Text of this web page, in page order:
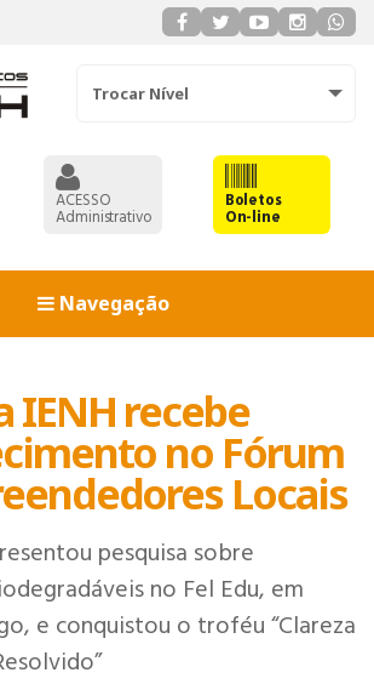
Trocar Nível
ACESSO
Administrativo
Boletos
On-line
Navegação
IENH recebe
no Fórum
Locais
pesquisa sobre
no Fel Edu, em
e conquistou o troféu “Clareza